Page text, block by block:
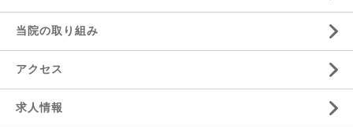
当院の取り組み
アクセス
求人情報